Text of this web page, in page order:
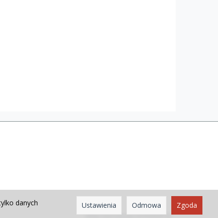
Sklep internetowy SOTESHOP AI
danych Ustawienia Odmowa Zgoda